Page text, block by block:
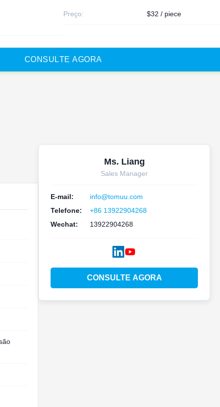
Preço: $32 / piece
CON SU LTE AGORA
Ms. Liang
Sales Manager
E-mail:
info@tomuu.com
Telefone:
+86 13922904268
Wechat:
13922904268
CONSULTE AGORA